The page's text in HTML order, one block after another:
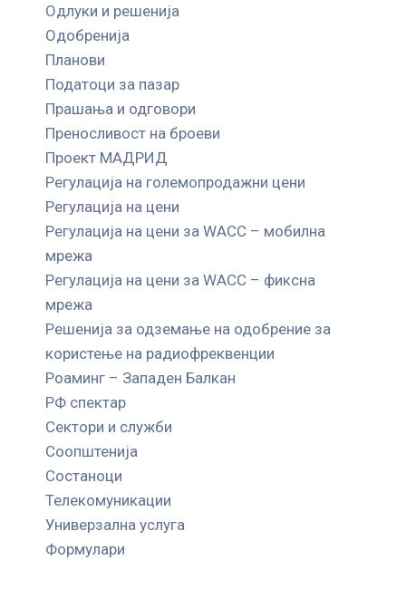
Одлуки и решенија
Одобренија
Планови
Податоци за пазар
Прашања и одговори
Преносливост на броеви
Проект МАДРИД
Регулација на големопродажни цени
Регулација на цени
Регулација на цени за WACC – мобилна
мрежа
Регулација на цени за WACC – фиксна
мрежа
Решенија за одземање на одобрение за
користење на радиофреквенции
Роаминг – Западен Балкан
РФ спектар
Сектори и служби
Соопштенија
Состаноци
Телекомуникации
Универзална услуга
Формулари